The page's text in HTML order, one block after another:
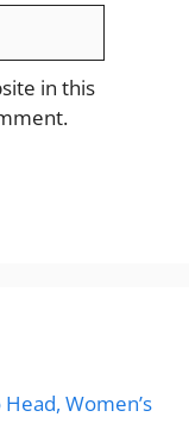
in this
Women’s